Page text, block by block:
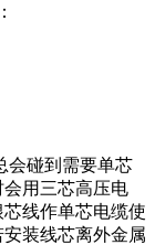
碰到需要单芯
用三芯高压电
线作单芯电缆使
装线芯离外金属